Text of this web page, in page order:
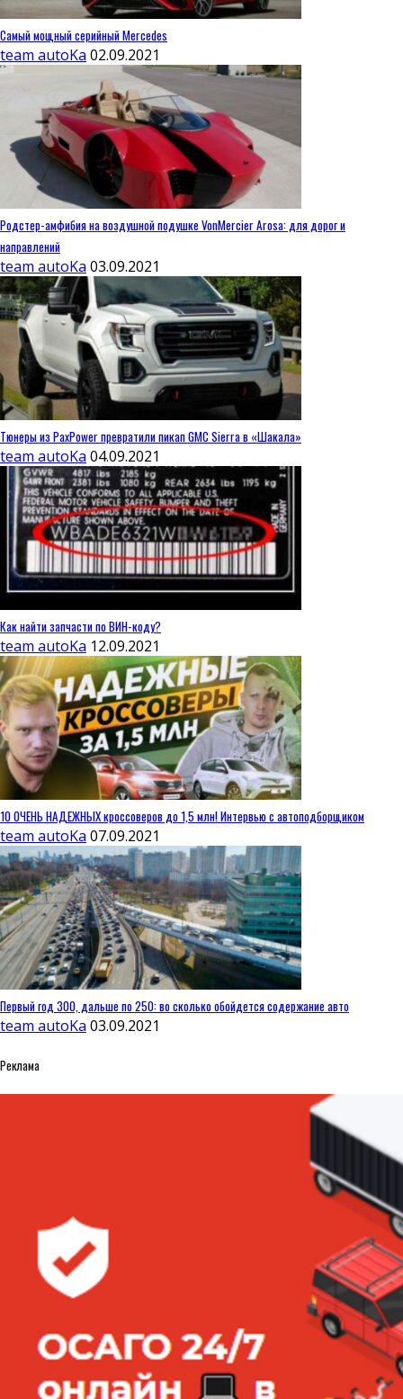
Самый мощный серийный Mercedes
team autoKa 02.09.2021
Родстер-амфибия на воздушной подушке VonMercier Arosa: для дорог и
направлений
team autoKa 03.09.2021
Тюнеры из PaxPower превратили пикап GMC Sierra в «Шакала»
team autoKa 04.09.2021
Как найти запчасти по ВИН-коду?
team autoKa 12.09.2021
10 ОЧЕНЬ НАДЕЖНЫХ кроссоверов до 1,5 млн! Интервью с автоподборщиком
team autoKa 07.09.2021
Первый год 300, дальше по 250: во сколько обойдется содержание авто
team autoKa 03.09.2021
Реклама